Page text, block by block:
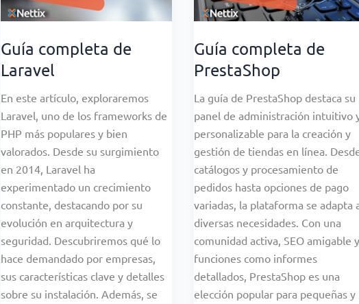
Guía completa de
Laravel
En este artículo, exploraremos
Laravel, uno de los frameworks de
PHP más populares y bien
valorados. Desde su surgimiento
en 2014, Laravel ha
experimentado un crecimiento
constante, destacando por su
evolución en arquitectura y
seguridad. Descubriremos qué lo
hace demandado por empresas,
sus características clave y detalles
sobre su instalación. Además, se
Guía completa de
PrestaShop
La guía de PrestaShop destaca su
panel de administración intuitivo
personalizable para la creación y
gestión de tiendas en línea.
catálogos y procesamiento de
pedidos hasta opciones de pago
variadas, la plataforma se adapta
diversas necesidades. Con una
comunidad activa, SEO amigable y
funciones como informes
detallados, PrestaShop es una
elección popular para pequeñas y